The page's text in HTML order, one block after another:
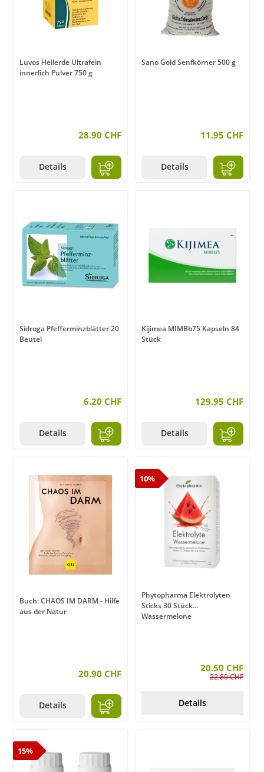
Luvos Heilerde Ultrafein
innerlich Pulver 750 g
28.90 CHF
Details
Sano Gold Senfkörner 500 g
11.95 CHF
Details
Sidroga Pfefferminzblätter 20
Beutel
6.20 CHF
Details
Kijimea MIMBb75 Kapseln 84
Stück
129.95 CHF
Details
Buch: CHAOS IM DARM - Hilfe
aus der Natur
20.90 CHF
Details
10%
Phytopharma Elektrolyten
Sticks 30 Stück
Wassermelone
20.50 CHF
22.80 CHF
Details
15%